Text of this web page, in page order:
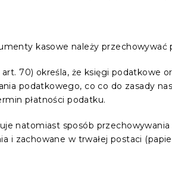
kasowe należy
70) określa, że księgi podatkowe
podatkowego, co co do zasady
płatności podatku.
natomiast sposób
i zachowane w trwałej postaci